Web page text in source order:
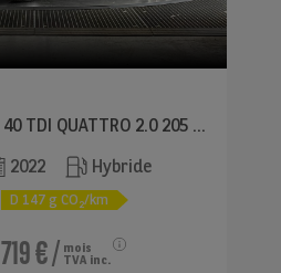
SPORTBACK S LINE 40 TDI QUATTRO 2.0 205 BVA7
2022
Hybride
D 147 g CO2/km
719 €/ mois
TVA inc.